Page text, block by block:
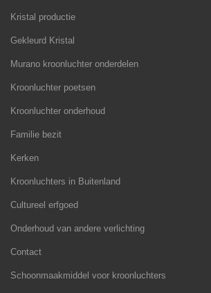
Kristal productie
Gekleurd Kristal
Murano kroonluchter onderdelen
Kroonluchter poetsen
Kroonluchter onderhoud
Familie bezit
Kerken
Kroonluchters in Buitenland
Cultureel erfgoed
Onderhoud van andere verlichting
Contact
Schoonmaakmiddel voor kroonluchters